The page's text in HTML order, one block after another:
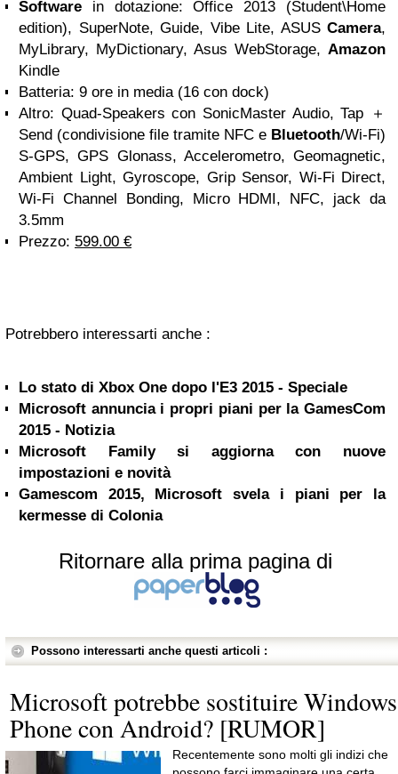
Software in dotazione: Office 2013 (Student\Home
edition), SuperNote, Guide, Vibe Lite, ASUS Camera,
MyLibrary, MyDictionary, Asus WebStorage, Amazon
Kindle
Batteria: 9 ore in media (16 con dock)
Altro: Quad-Speakers con SonicMaster Audio, Tap ＋
Send (condivisione file tramite NFC e Bluetooth/Wi-Fi)
S-GPS, GPS Glonass, Accelerometro, Geomagnetic,
Ambient Light, Gyroscope, Grip Sensor, Wi-Fi Direct,
Wi-Fi Channel Bonding, Micro HDMI, NFC, jack da
3.5mm
Prezzo: 599.00 €
Potrebbero interessarti anche :
Lo stato di Xbox One dopo l'E3 2015 - Speciale
Microsoft annuncia i propri piani per la GamesCom
2015 - Notizia
Microsoft Family si aggiorna con nuove
impostazioni e novità
Gamescom 2015, Microsoft svela i piani per la
kermesse di Colonia
Ritornare alla prima pagina di
Possono interessarti anche questi articoli :
Microsoft potrebbe sostituire Windows
Phone con Android? [RUMOR]
Recentemente sono molti gli indizi che